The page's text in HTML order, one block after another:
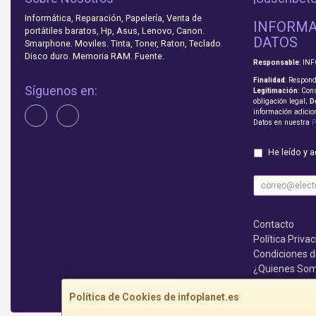
Política de Cookies de infoplanet.es
Informática, Reparación, Papelería, Venta de
portátiles baratos, Hp, Asus, Lenovo, Canon.
Smarphone. Moviles. Tinta, Toner, Raton, Teclado.
Disco duro. Memoria RAM. Fuente.
Síguenos en:
DATOS
Responsable:
Finalidad:
Legitimación:
obligación legal;
información
Datos en nuestra
He leído y
Contacto
Política
Condiciones
¿Quienes